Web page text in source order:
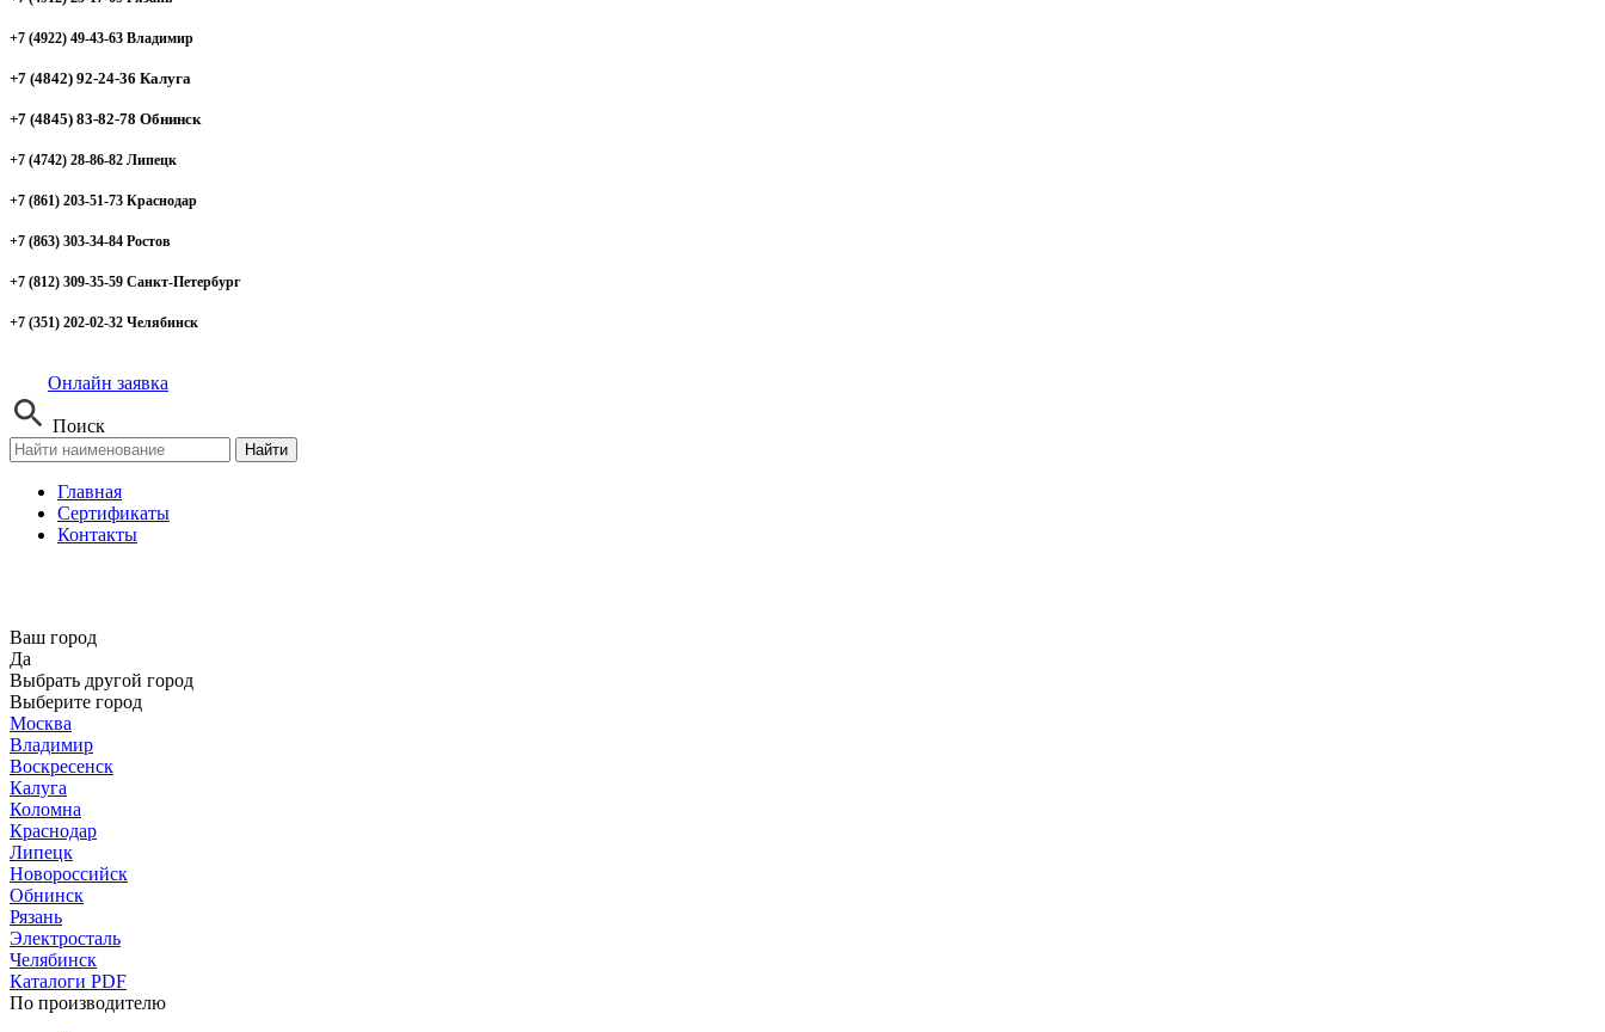
+7 (4922) 49-43-63 Владимир
+7 (4842) 92-24-36 Калуга
+7 (4845) 83-82-78 Обнинск
+7 (4742) 28-86-82 Липецк
+7 (861) 203-51-73 Краснодар
+7 (863) 303-34-84 Ростов
+7 (812) 309-35-59 Санкт-Петербург
+7 (351) 202-02-32 Челябинск
Онлайн заявка
Поиск
Найти
Главная
Сертификаты
Контакты
Ваш город
Да
Выбрать другой город
Выберите город
Москва
Владимир
Воскресенск
Калуга
Коломна
Краснодар
Липецк
Новороссийск
Обнинск
Рязань
Электросталь
Челябинск
Каталоги PDF
По производителю